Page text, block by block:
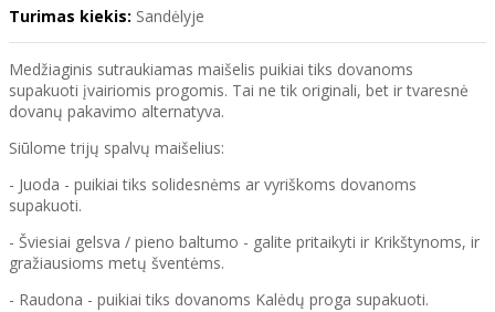
Turimas kiekis: Sandėlyje
Medžiaginis sutraukiamas maišelis puikiai tiks dovanoms
supakuoti įvairiomis progomis. Tai ne tik originali, bet ir tvaresnė
dovanų pakavimo alternatyva.
Siūlome trijų spalvų maišelius:
- Juoda - puikiai tiks solidesnėms ar vyriškoms dovanoms
supakuoti.
- Šviesiai gelsva / pieno baltumo - galite pritaikyti ir Krikštynoms, ir
gražiausioms metų šventėms.
- Raudona - puikiai tiks dovanoms Kalėdų proga supakuoti.